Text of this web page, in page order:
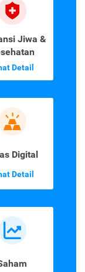
Jiwa &
Detail
Digital
Detail